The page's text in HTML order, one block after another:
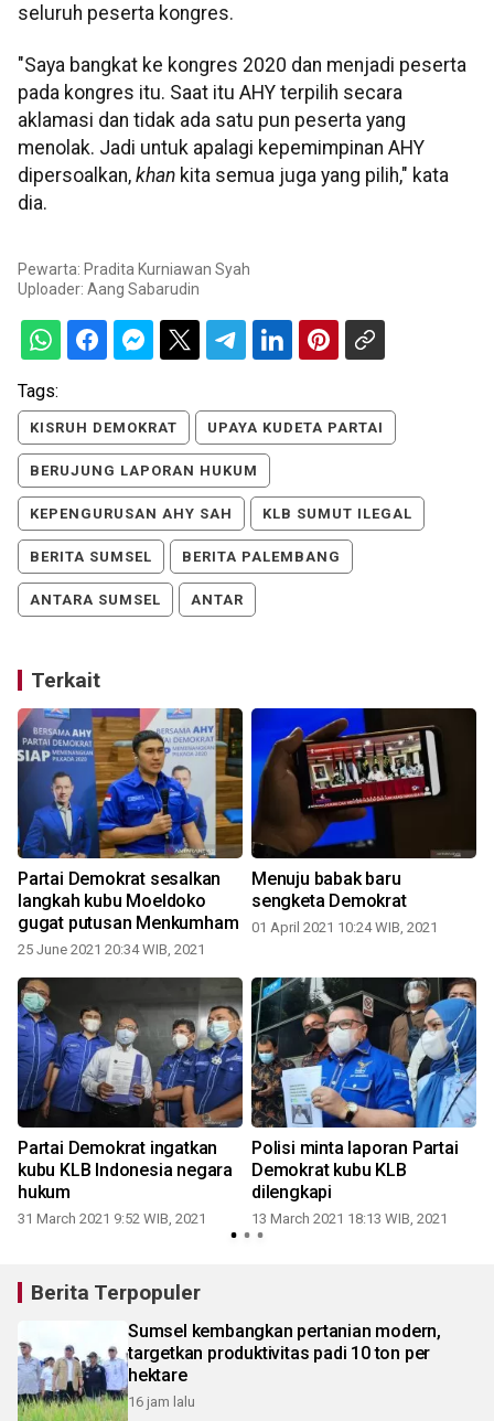
seluruh peserta kongres.
"Saya bangkat ke kongres 2020 dan menjadi peserta
pada kongres itu. Saat itu AHY terpilih secara
aklamasi dan tidak ada satu pun peserta yang
menolak. Jadi untuk apalagi kepemimpinan AHY
dipersoalkan, khan kita semua juga yang pilih," kata
dia.
Pewarta: Pradita Kurniawan Syah
Uploader: Aang Sabarudin
Tags:
KISRUH DEMOKRAT UPAYA KUDETA PARTAI
BERUJUNG LAPORAN HUKUM
KEPENGURUSAN AHY SAH KLB SUMUT ILEGAL
BERITA SUMSEL BERITA PALEMBANG
ANTARA SUMSEL ANTAR
Terkait
Partai Demokrat sesalkan
langkah kubu Moeldoko
gugat putusan Menkumham
25 June 2021 20:34 WIB, 2021
Menuju babak baru
sengketa Demokrat
01 April 2021 10:24 WIB, 2021
Partai Demokrat ingatkan
kubu KLB Indonesia negara
hukum
31 March 2021 9:52 WIB, 2021
Polisi minta laporan Partai
Demokrat kubu KLB
dilengkapi
13 March 2021 18:13 WIB, 2021
Berita Terpopuler
Sumsel kembangkan pertanian modern,
targetkan produktivitas padi 10 ton per
hektare
16 jam lalu